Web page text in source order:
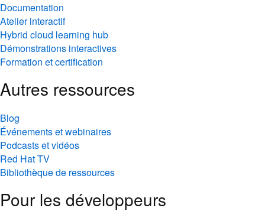
Documentation
Atelier interactif
Hybrid cloud learning hub
Démonstrations interactives
Formation et certification
Autres ressources
Blog
Événements et webinaires
Podcasts et vidéos
Red Hat TV
Bibliothèque de ressources
Pour les développeurs